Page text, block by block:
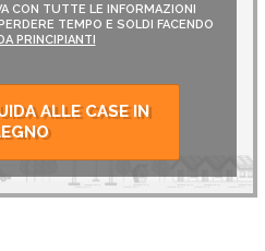
CON TUTTE LE INFORMAZIONI
TEMPO E SOLDI FACENDO
PRINCIPIANTI
ALLE CASE IN